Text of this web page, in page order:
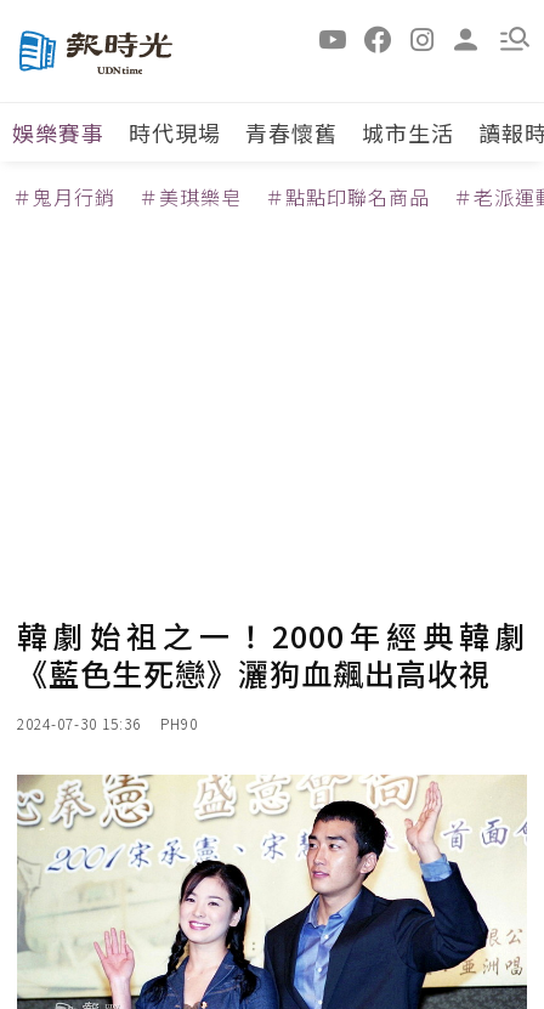
娛樂賽事 時代現場 青春懷舊 城市生活 讀報
＃鬼月行銷 ＃美琪樂皂 ＃點點印聯名商品 ＃老派運
韓劇始祖之一！2000年經典韓劇
《藍色生死戀》灑狗血飆出高收視
2024-07-30 15:36 PH90